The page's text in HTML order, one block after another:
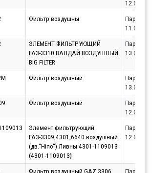
Фильтр воздушны
Партнёр
ЭЛЕМЕНТ ФИЛЬТРУЮЩИЙ
ГАЗ-3310 ВАЛДАЙ ВОЗДУШНЫЙ
BIG FILTER
Партнёр
Фильтр воздушный
Партнёр
Фильтр воздушный
Партнёр
Элемент фильтрующий
ГАЗ-3309,4301,6640 воздушный
(дв.''Hino'') Ливны 4301-1109013
(4301-1109013)
Партнёр
Фильтр воздушный GAZ 3306
Партнёр